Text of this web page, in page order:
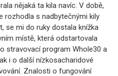
nějaká ta kila navíc. V době,
rozhodla s nadbytečnými kily
se mi do ruky dostala knížka
místě, která odstartovala
stravovací program Whole30 a
i o další nízkosacharidové
Znalosti o fungování